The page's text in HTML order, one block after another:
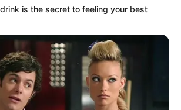
New
–
Κορυφαίος επιστήμονας του
κλίματος καταδικάζει τον
“γκεμπελικό” συναγερμό για
το κλίμα
is the secret to feeling your best